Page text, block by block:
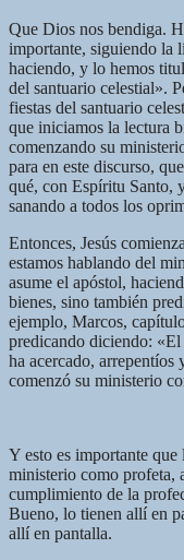
Que Dios nos bendiga.
importante, siguiendo la
haciendo, y lo hemos
del santuario celestial».
fiestas del santuario
que iniciamos la lectura
comenzando su
para en este discurso,
qué, con Espíritu Santo,
sanando a todos los
Entonces, Jesús
estamos hablando del
asume el apóstol,
bienes, sino también
ejemplo, Marcos,
predicando diciendo:
ha acercado, arrepentíos
comenzó su ministerio
Y esto es importante que
ministerio como profeta,
cumplimiento de la
Bueno, lo tienen allí en
allí en pantalla.